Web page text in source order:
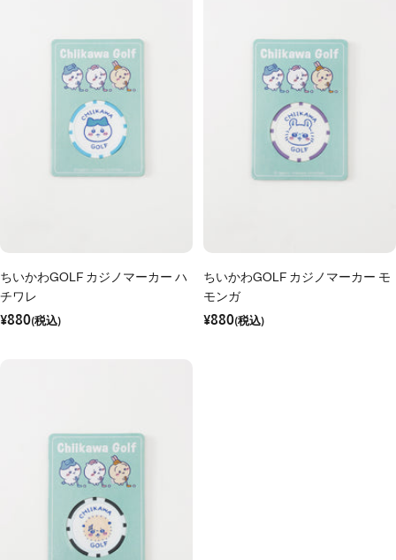
ちいかわGOLF カジノマーカー ハ
チワレ
セ
ー
ル
価
格
¥880(税込)
ちいかわGOLF カジノマーカー モ
モンガ
セ
ー
ル
価
格
¥880(税込)